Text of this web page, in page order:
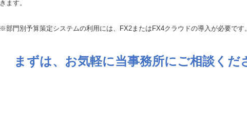
きます。
※部門別予算策定システムの利用には、FX2またはFX4クラウドの導入が必要です。
まずは、お気軽に当事務所にご相談くだ